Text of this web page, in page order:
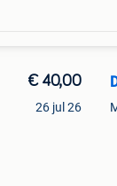
€ 40,00
26 jul 26